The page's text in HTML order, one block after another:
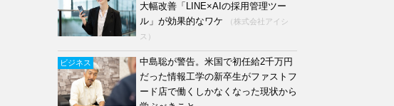
大幅改善「LINE×AIの採用管理ツー
ル」が効果的なワケ
（株式会社アイシ
ス）
ビジネス
中島聡が警告。米国で初任給2千万円
だった情報工学の新卒生がファストフ
ード店で働くしかなくなった現状から